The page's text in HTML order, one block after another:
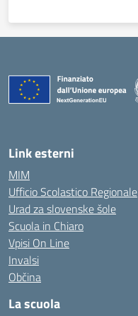
Link esterni
MIM
Ufficio Scolastico Regionale
Urad za slovenske šole
Scuola in Chiaro
Vpisi On Line
Invalsi
Občina
La scuola